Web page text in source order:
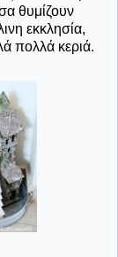
θυμίζουν
εκκλησία,
πολλά κεριά.